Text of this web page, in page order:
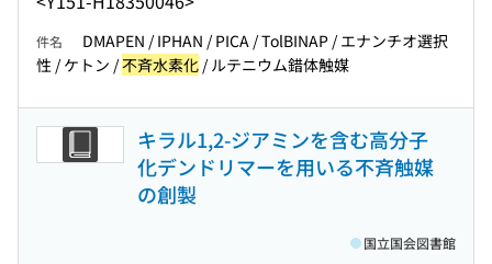
件名
DMAPEN / IPHAN / PICA / TolBINAP / エナンチオ選択
性 / ケトン /不斉水素化 / ルテニウム錯体触媒
キラル1,2-ジアミンを含む高分子
化デンドリマーを用いる不斉触媒
の創製
国立国会図書館